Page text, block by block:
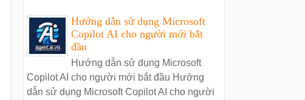
Hướng dẫn sử dụng Microsoft
Copilot AI cho người mới bắt
đầu
Hướng dẫn sử dụng Microsoft
Copilot AI cho người mới bắt đầu Hướng
dẫn sử dụng Microsoft Copilot AI cho người